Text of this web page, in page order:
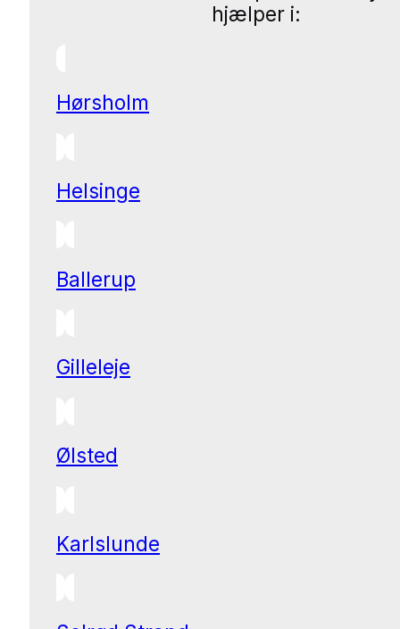
hjælper i:
Hørsholm
Helsinge
Ballerup
Gilleleje
Ølsted
Karlslunde